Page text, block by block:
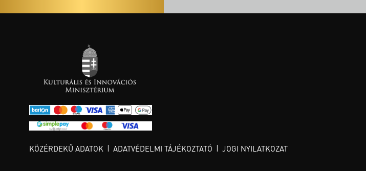
KÖZÉRDEKŰ ADATOK ADATVÉDELMI TÁJÉKOZTATÓ JOGI NYILATKOZAT